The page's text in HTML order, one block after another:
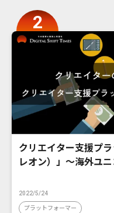
クリエイター支援プ
レオン）」〜海外ユ
2022/5/24
プラットフォーマー